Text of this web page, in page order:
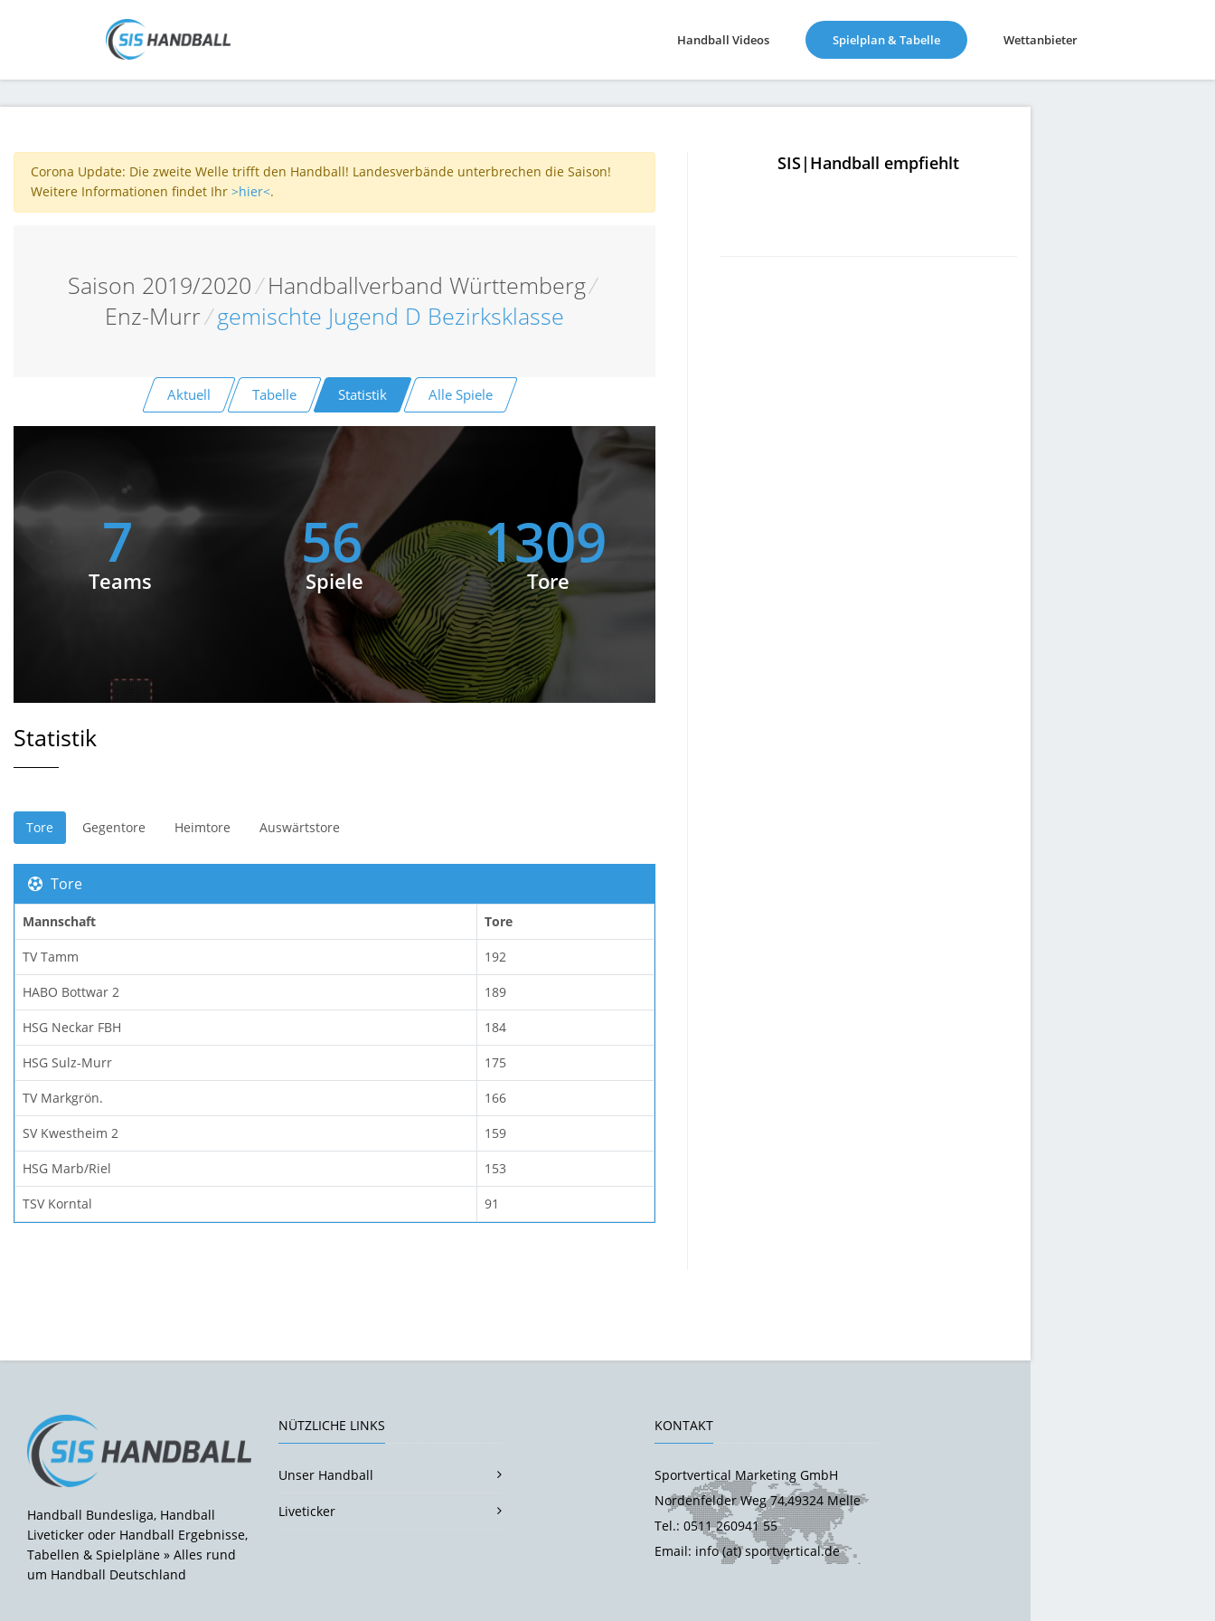
Handball Videos Spielplan & Tabelle(current) Wettanbieter
Corona Update: Die zweite Welle trifft den Handball! Landesverbände unterbrechen die Saison!
Weitere Informationen findet Ihr >hier<.
Saison 2019/2020/ Handballverband Württemberg/
Enz-Murr/gemischte Jugend D Bezirksklasse
Aktuell Tabelle Statistik Alle Spiele
7
Teams
56
Spiele
1309
Tore
Statistik
Tore Gegentore Heimtore Auswärtstore
Tore
Mannschaft Tore
TV Tamm 192
HABO Bottwar 2 189
HSG Neckar FBH 184
HSG Sulz-Murr 175
TV Markgrön. 166
SV Kwestheim 2 159
HSG Marb/Riel 153
TSV Korntal 91
SIS|Handball empfiehlt
Handball Bundesliga, Handball
Liveticker oder Handball Ergebnisse,
Tabellen & Spielpläne » Alles rund
um Handball Deutschland
NÜTZLICHE LINKS
Unser Handball
Liveticker
KONTAKT
Sportvertical Marketing GmbH
Nordenfelder Weg 74,49324 Melle
Tel.: 0511 260941 55
Email: info (at) sportvertical.de